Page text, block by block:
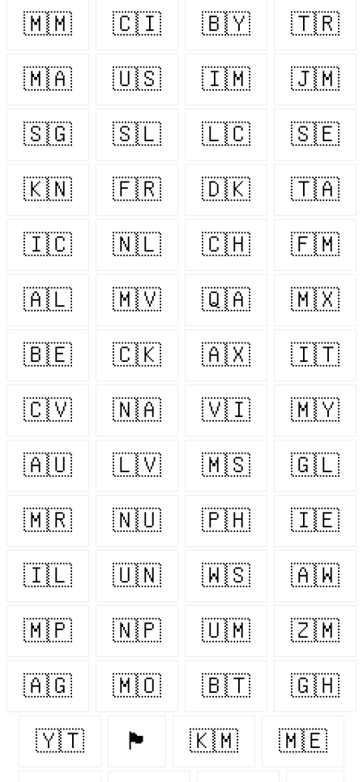
🇲🇲 🇨🇮 🇧🇾 🇹🇷
🇲🇦 🇺🇸 🇮🇲 🇯🇲
🇸🇬 🇸🇱 🇱🇨 🇸🇪
🇰🇳 🇫🇷 🇩🇰 🇹🇦
🇮🇨 🇳🇱 🇨🇭 🇫🇲
🇦🇱 🇲🇻 🇶🇦 🇲🇽
🇧🇪 🇨🇰 🇦🇽 🇮🇹
🇨🇻 🇳🇦 🇻🇮 🇲🇾
🇦🇺 🇱🇻 🇲🇸 🇬🇱
🇲🇷 🇳🇺 🇵🇭 🇮🇪
🇮🇱 🇺🇳 🇼🇸 🇦🇼
🇲🇵 🇳🇵 🇺🇲 🇿🇲
🇦🇬 🇲🇴 🇧🇹 🇬🇭
🇾🇹 🏴󠁧󠁢󠁥󠁮󠁧󠁿 🇰🇲 🇲🇪